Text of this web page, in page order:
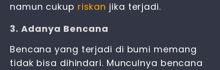
namun cukup riskan jika terjadi.
3. Adanya Bencana
Bencana yang terjadi di bumi memang
tidak bisa dihindari. Munculnya bencana